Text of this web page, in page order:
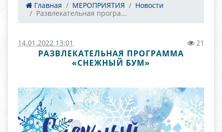
Главная МЕРОПРИЯТИЯ
Новости
Развлекательная програ...
14.01.2022 13:01 21
РАЗВЛЕКАТЕЛЬНАЯ ПРОГРАММА
«СНЕЖНЫЙ БУМ»